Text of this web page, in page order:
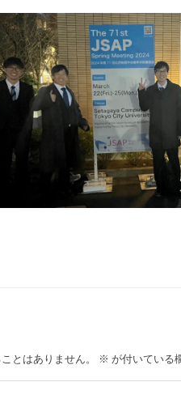
とはありません。 ※ が付いている